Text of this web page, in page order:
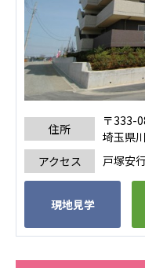
G-COM JOINT STOCK
海外子会社・合弁会社
瀋陽長者会
上海介護施設
広州谷豊園
住所
〒333-
埼玉県
アクセス
戸塚安
現地見学